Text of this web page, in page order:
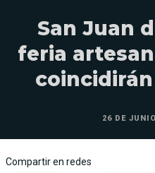
San Juan
feria
26 DE
Compartir en redes